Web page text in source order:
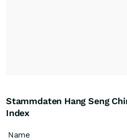
Stammdaten Hang Seng
Index
Name